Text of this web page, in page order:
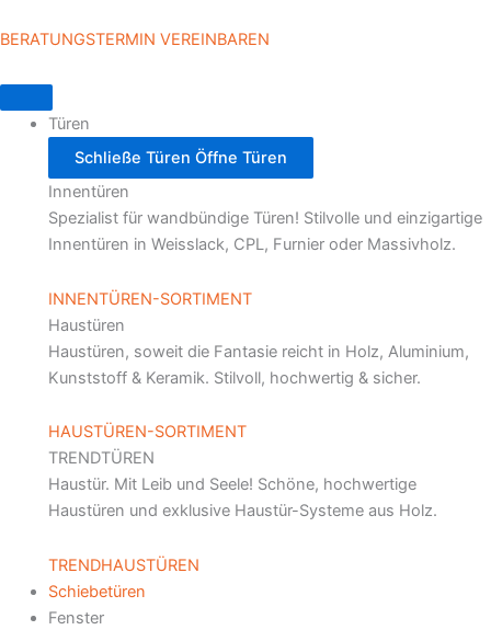
Inhalt
BERATUNGSTERMIN VEREINBAREN
Türen
Schließe Türen Öffne Türen
Innentüren
Spezialist für wandbündige Türen! Stilvolle und einzigartige
Innentüren in Weisslack, CPL, Furnier oder Massivholz.
INNENTÜREN-SORTIMENT
Haustüren
Haustüren, soweit die Fantasie reicht in Holz, Aluminium,
Kunststoff & Keramik. Stilvoll, hochwertig & sicher.
HAUSTÜREN-SORTIMENT
TRENDTÜREN
Haustür. Mit Leib und Seele! Schöne, hochwertige
Haustüren und exklusive Haustür-Systeme aus Holz.
TRENDHAUSTÜREN
Schiebetüren
Fenster